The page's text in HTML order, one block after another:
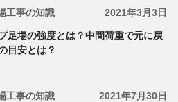
工事の知識 2021年3月3日
足場の強度とは？中間荷重で元に戻
目安とは？
工事の知識 2021年7月30日